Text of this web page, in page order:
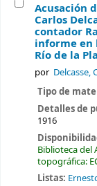
Acusación
Carlos
contador
informe en
Río de la
por Delcasse,
Tipo de
Detalles de
1916
Biblioteca del
topográfica:
Listas: